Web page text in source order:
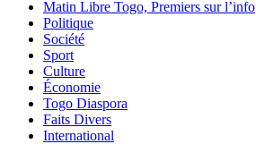
Matin Libre Togo, Premiers sur l’info
Politique
Société
Sport
Culture
Économie
Togo Diaspora
Faits Divers
International